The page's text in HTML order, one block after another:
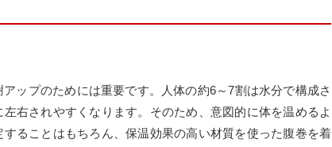
ップのためには重要です。人体の約6～7割は水分で構成さ
右されやすくなります。そのため、意図的に体を温めるよ
ることはもちろん、保温効果の高い材質を使った腹巻を着